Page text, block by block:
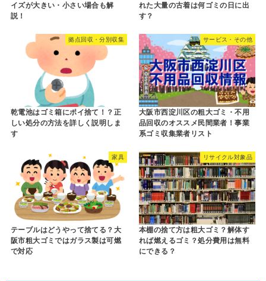
イズが大きい・小さい場合も解
説！
れた大量の古着は何ゴミの日に出
す？
拠点回収・分別収集
乾電池はゴミ箱にポイ捨て！？正
しい処分の方法を詳しく説明しま
す
サービス・その他
大阪市西淀川区の粗大ゴミ・不用
品回収のオススメ民間業者！事業
系ゴミ収集業者リスト
家具
テーブルはどうやって捨てる？大
阪市粗大ゴミではガラス製は可燃
で対応
リサイクル対象品
本棚の捨て方は粗大ゴミ？解体す
れば燃えるゴミ？処分費用は無料
にできる？